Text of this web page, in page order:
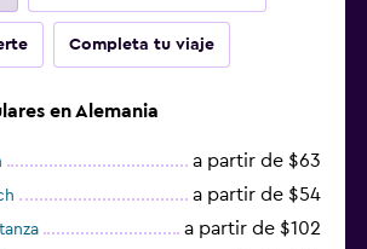
Completa tu viaje
en Alemania
a partir de $63
a partir de $54
a partir de $102